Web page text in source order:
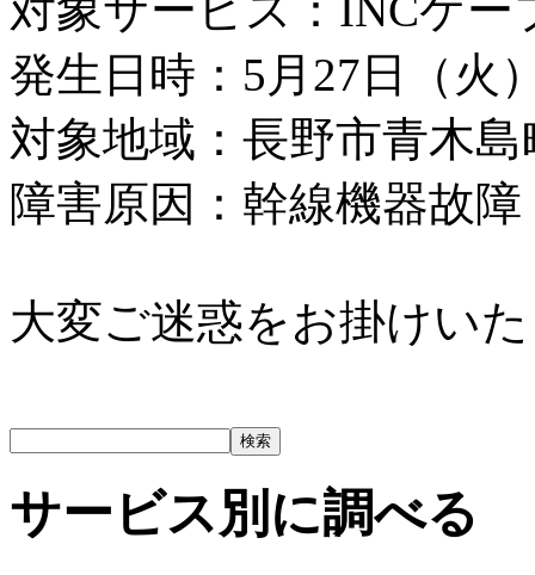
発生日時：5月27日（火
対象地域：長野市青木
障害原因：幹線機器故障
大変ご迷惑をお掛けい
サービス別に調べる